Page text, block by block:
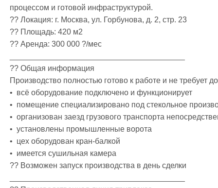
процессом и готовой инфраструктурой.
?? Локация: г. Москва, ул. Горбунова, д. 2, стр. 23
?? Площадь: 420 м2
?? Аренда: 300 000 ?/мес
?? Общая информация
Производство полностью готово к работе и не требует
•  всё оборудование подключено и функционирует
•  помещение специализировано под стекольное
•  организован заезд грузового транспорта
•  установлены промышленные ворота
•  цех оборудован кран-балкой
•  имеется сушильная камера
?? Возможен запуск производства в день сделки